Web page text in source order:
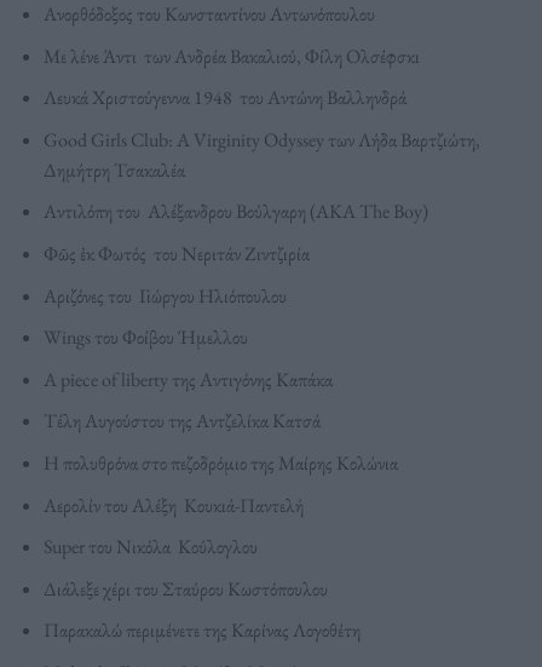
Ανορθόδοξος του Κωνσταντίνου Αντωνόπουλου
Με λένε Άντι των Ανδρέα Βακαλιού, Φίλη Ολσέφσκι
Λευκά Χριστούγεννα 1948 του Αντώνη Βαλληνδρά
Good Girls Club: A Virginity Odyssey των Λήδα Βαρτζιώτη,
Δημήτρη Τσακαλέα
Αντιλόπη του Αλέξανδρου Βούλγαρη (ΑKA The Boy)
Φῶς ἐκ Φωτός του Νεριτάν Ζιντζιρία
Αριζόνες του Γιώργου Ηλιόπουλου
Wings του Φοίβου Ήμελλου
A piece of liberty της Αντιγόνης Καπάκα
Τέλη Αυγούστου της Αντζελίκα Κατσά
Η πολυθρόνα στο πεζοδρόμιο της Mαίρης Κολώνια
Αερολίν του Αλέξη Κουκιά-Παντελή
Super του Νικόλα Κούλογλου
Διάλεξε χέρι του Σταύρου Κωστόπουλου
Παρακαλώ περιμένετε της Καρίνας Λογοθέτη